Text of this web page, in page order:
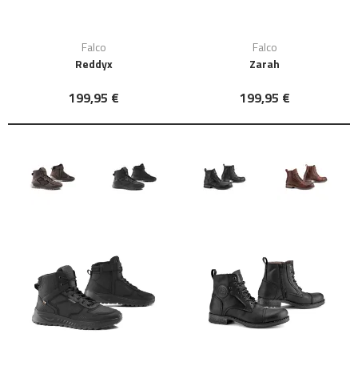
Falco
Reddyx
199,95 €
Falco
Zarah
199,95 €